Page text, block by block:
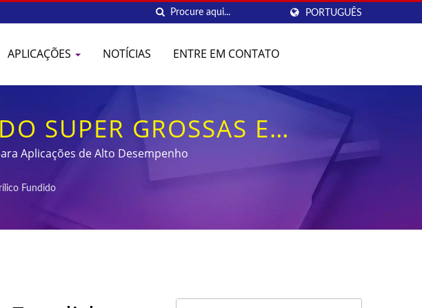
PORTUGUÊS
APLICAÇÕES NOTÍCIAS ENTRE EM CONTATO
SUPER GROSSAS E
UV
Aplicações de Alto Desempenho
Fundido